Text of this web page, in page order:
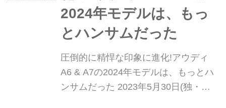
2024年モデルは、もっ
とハンサムだった
圧倒的に精悍な印象に進化!アウディ
A6 & A7の2024年モデルは、もっとハ
ンサムだった 2023年5月30日(独・現